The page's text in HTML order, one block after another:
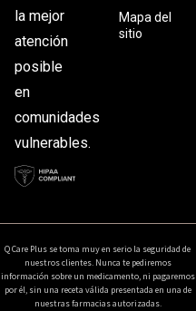
la mejor
atención
posible
en
comunidades
vulnerables.
Mapa del
sitio
Q Care Plus se toma muy en serio la seguridad de
nuestros clientes. Nunca te pediremos
información sobre un medicamento, ni pagaremos
por él, sin una receta válida presentada en una de
nuestras farmacias autorizadas.